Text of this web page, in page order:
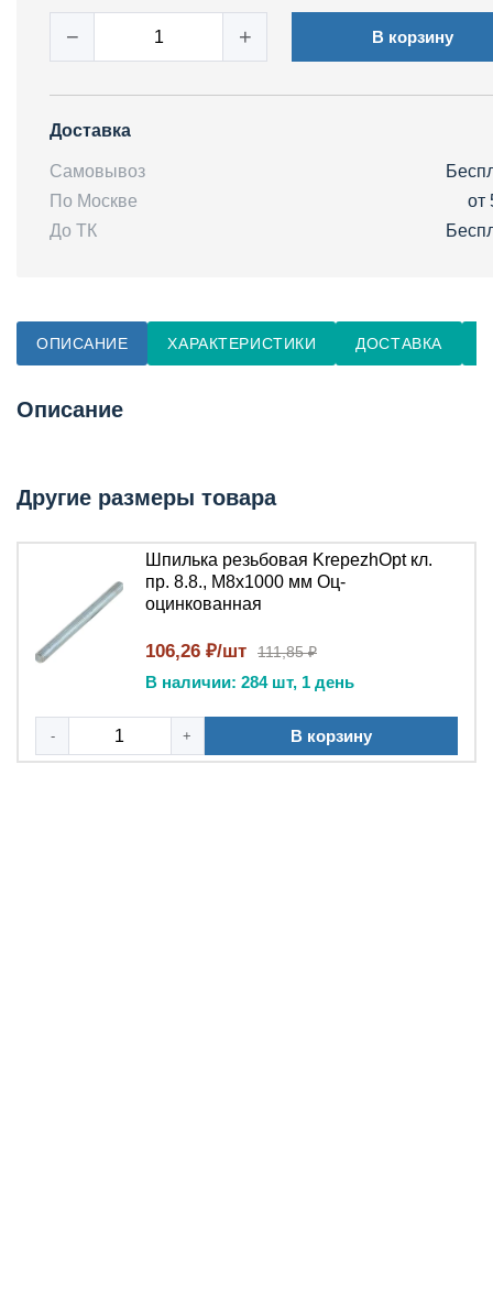
− + В корзину
Доставка
Самовывоз
По Москве
от
До ТК
ОПИСАНИЕ ХАРАКТЕРИСТИКИ ДОСТАВКА
Описание
Другие размеры товара
Шпилька резьбовая KrepezhOpt кл.
пр. 8.8., М8х1000 мм Оц-
оцинкованная
106,26 ₽/шт 111,85 ₽
В наличии: 284 шт, 1 день
- + В корзину